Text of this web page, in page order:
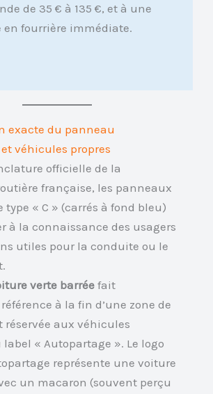
de 35 € à 135 €, et à une
en fourrière immédiate.
exacte du panneau
véhicules propres
officielle de la
française, les panneaux
type « C » (carrés à fond bleu)
à la connaissance des usagers
utiles pour la conduite ou le
verte barrée fait
à la fin d’une zone de
aux véhicules
« Autopartage ». Le logo
représente une voiture
un macaron (souvent perçu